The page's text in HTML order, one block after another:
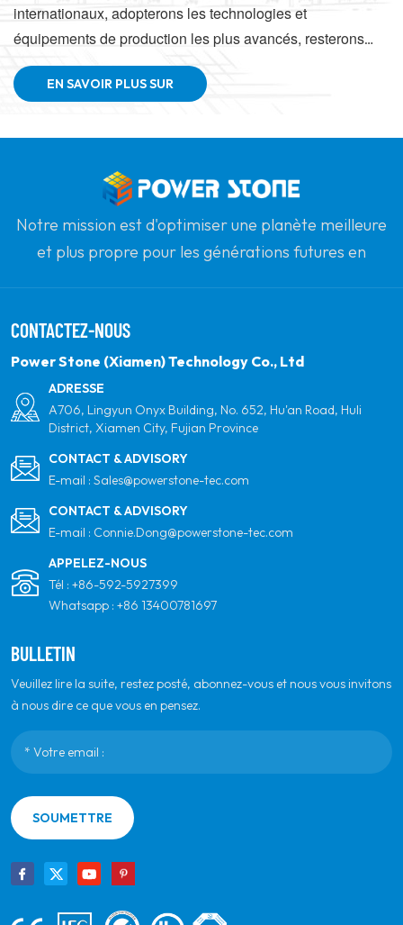
internationaux, adopterons les technologies et
équipements de production les plus avancés, resterons
toujours axés sur le marché et la demande des clients,
nous maintiendrons la qualité, favoriserons le
fournir des produits et services de haute qualité à nos
EN SAVOIR PLUS SUR
Notre mission est d'optimiser une planète meilleure
et plus propre pour les générations futures en
propre et de votre partenaire mondial le plus fiable
pour la qualité, le professionnalisme et l'innovation.
CONTACTEZ-NOUS
Power Stone (Xiamen) Technology Co., Ltd
ADRESSE
A706, Lingyun Onyx Building, No. 652, Hu'an Road, Huli
District, Xiamen City, Fujian Province
CONTACT & ADVISORY
E-mail : Sales@powerstone-tec.com
CONTACT & ADVISORY
E-mail : Connie.Dong@powerstone-tec.com
APPELEZ-NOUS
Tél : +86-592-5927399
Whatsapp : +86 13400781697
BULLETIN
Veuillez lire la suite, restez posté, abonnez-vous et nous vous invitons
à nous dire ce que vous en pensez.
SOUMETTRE